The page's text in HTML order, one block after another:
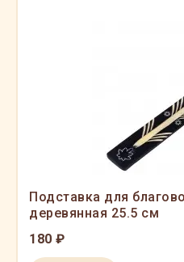
Подставка для
деревянная 25.5 см
180 ₽